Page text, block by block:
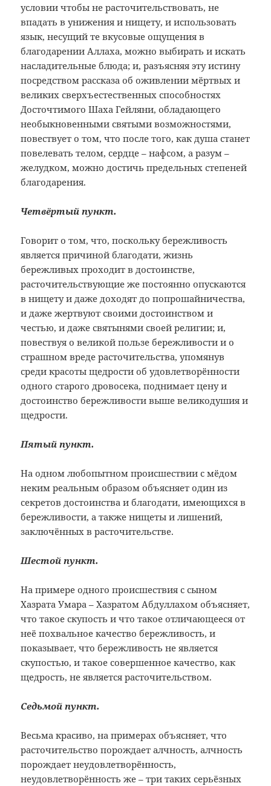
условии чтобы не расточительствовать, не
впадать в унижения и нищету, и использовать
язык, несущий те вкусовые ощущения в
благодарении Аллаха, можно выбирать и искать
насладительные блюда; и, разъясняя эту истину
посредством рассказа об оживлении мёртвых и
великих сверхъестественных способностях
Досточтимого Шаха Гейляни, обладающего
необыкновенными святыми возможностями,
повествует о том, что после того, как душа станет
повелевать телом, сердце – нафсом, а разум –
желудком, можно достичь предельных степеней
благодарения.
Четвёртый пункт.
Говорит о том, что, поскольку бережливость
является причиной благодати, жизнь
бережливых проходит в достоинстве,
расточительствующие же постоянно опускаются
в нищету и даже доходят до попрошайничества,
и даже жертвуют своими достоинством и
честью, и даже святынями своей религии; и,
повествуя о великой пользе бережливости и о
страшном вреде расточительства, упомянув
среди красоты щедрости об удовлетворённости
одного старого дровосека, поднимает цену и
достоинство бережливости выше великодушия и
щедрости.
Пятый пункт.
На одном любопытном происшествии с мёдом
неким реальным образом объясняет один из
секретов достоинства и благодати, имеющихся в
бережливости, а также нищеты и лишений,
заключённых в расточительстве.
Шестой пункт.
На примере одного происшествия с сыном
Хазрата Умара – Хазратом Абдуллахом объясняет,
что такое скупость и что такое отличающееся от
неё похвальное качество бережливость, и
показывает, что бережливость не является
скупостью, и такое совершенное качество, как
щедрость, не является расточительством.
Седьмой пункт.
Весьма красиво, на примерах объясняет, что
расточительство порождает алчность, алчность
порождает неудовлетворённость,
неудовлетворённость же – три таких серьёзных